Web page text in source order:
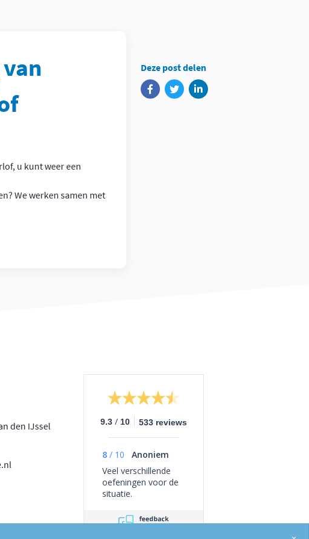
Deze post delen
u kunt weer een
We werken samen met
den IJssel
9.3 / 10 533 reviews
8 / 10
Anoniem
Veel verschillende
oefeningen voor de
situatie.